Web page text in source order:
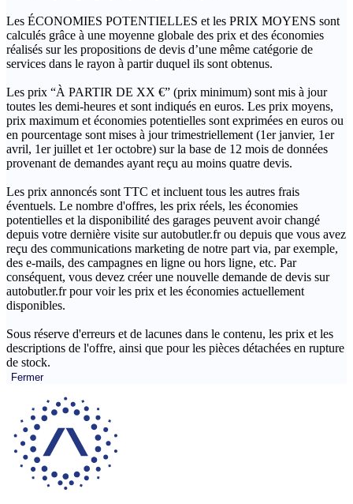
Les ÉCONOMIES POTENTIELLES et les PRIX MOYENS sont
calculés grâce à une moyenne globale des prix et des économies
réalisés sur les propositions de devis d’une même catégorie de
services dans le rayon à partir duquel ils sont obtenus.
Les prix “À PARTIR DE XX €” (prix minimum) sont mis à jour
toutes les demi-heures et sont indiqués en euros. Les prix moyens,
prix maximum et économies potentielles sont exprimées en euros ou
en pourcentage sont mises à jour trimestriellement (1er janvier, 1er
avril, 1er juillet et 1er octobre) sur la base de 12 mois de données
provenant de demandes ayant reçu au moins quatre devis.
Les prix annoncés sont TTC et incluent tous les autres frais
éventuels. Le nombre d'offres, les prix réels, les économies
potentielles et la disponibilité des garages peuvent avoir changé
depuis votre dernière visite sur autobutler.fr ou depuis que vous avez
reçu des communications marketing de notre part via, par exemple,
des e-mails, des campagnes en ligne ou hors ligne, etc. Par
conséquent, vous devez créer une nouvelle demande de devis sur
autobutler.fr pour voir les prix et les économies actuellement
disponibles.
Sous réserve d'erreurs et de lacunes dans le contenu, les prix et les
descriptions de l'offre, ainsi que pour les pièces détachées en rupture
de stock.
Fermer